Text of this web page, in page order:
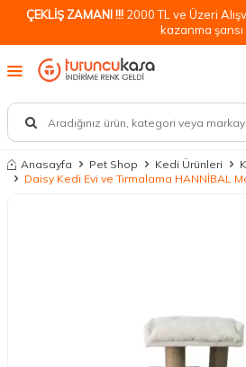
ÇEKLİŞ ZAMANI !!! 2000 TL ve Üzeri
kazanma şansı
Anasayfa Pet Shop Kedi Ürünleri
Daisy Kedi Evi ve Tırmalama HANNİBAL